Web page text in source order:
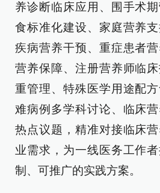
养诊断临床应用、围手术
食标准化建设、家庭营养
疾病营养干预、重症患者
营养保障、注册营养师临
重管理、特殊医学用途配
难病例多学科讨论、临床
热点议题，精准对接临床
业需求，为一线医务工作
制、可推广的实践方案。